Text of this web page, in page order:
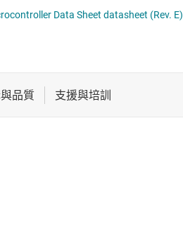
馬達驅動器
Data Sheet datasheet (Rev. E)